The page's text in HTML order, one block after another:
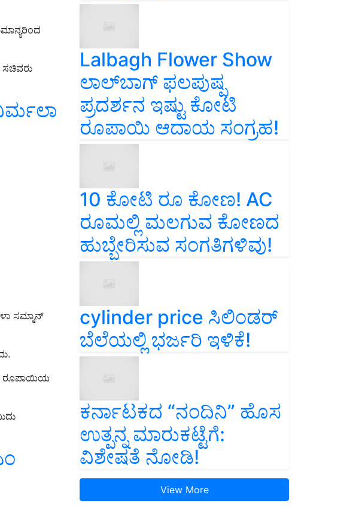
ಸಮ್ಮಾನ್
ರೂಪಾಯಿಯ
Lalbagh Flower Show
ಲಾಲ್‌ಬಾಗ್ ಫಲಪುಷ್ಪ
ಪ್ರದರ್ಶನ ಇಷ್ಟು ಕೋಟಿ
ರೂಪಾಯಿ ಆದಾಯ ಸಂಗ್ರಹ!
10 ಕೋಟಿ ರೂ ಕೋಣ! AC
ರೂಮಲ್ಲಿ ಮಲಗುವ ಕೋಣದ
ಹುಬ್ಬೇರಿಸುವ ಸಂಗತಿಗಳಿವು!
cylinder price ಸಿಲಿಂಡರ್‌
ಬೆಲೆಯಲ್ಲಿ ಭರ್ಜರಿ ಇಳಿಕೆ!
ಕರ್ನಾಟಕದ “ನಂದಿನಿ” ಹೊಸ
ಉತ್ಪನ್ನ ಮಾರುಕಟ್ಟೆಗೆ:
ವಿಶೇಷತೆ ನೋಡಿ!
View More